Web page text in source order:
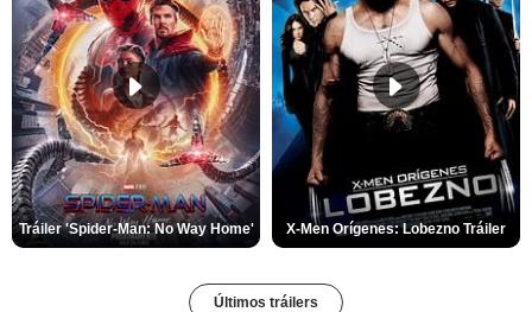
Tráiler 'Spider-Man: No Way Home' X-Men Orígenes: Lobezno Tráiler
Últimos tráilers